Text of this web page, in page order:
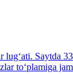
Saytda
to‘plamiga